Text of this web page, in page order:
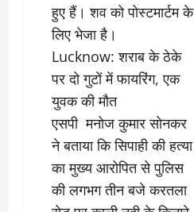
हुए हैं। शव को पोस्टमार्टम के
लिए भेजा है।
Lucknow: शराब के ठेके
पर दो गुटों में फायरिंग, एक
युवक की मौत
एसपी मनोज कुमार सोनकर
ने बताया कि सिपाही की हत्या
का मुख्य आरोपित से पुलिस
की लगभग तीन बजे करतला